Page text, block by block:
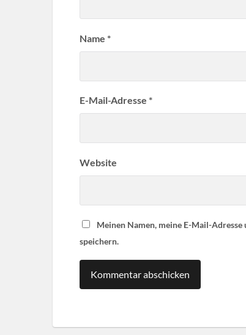
Name *
E-Mail-Adresse *
Website
Meinen Namen, meine E-Mail-
speichern.